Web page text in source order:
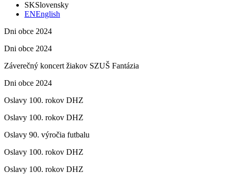
SKSlovensky
ENEnglish
Dni obce 2024
Dni obce 2024
Záverečný koncert žiakov SZUŠ Fantázia
Dni obce 2024
Oslavy 100. rokov DHZ
Oslavy 100. rokov DHZ
Oslavy 90. výročia futbalu
Oslavy 100. rokov DHZ
Oslavy 100. rokov DHZ